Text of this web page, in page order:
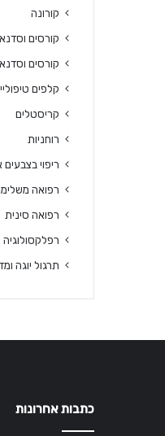
קורונה
קורסים
קורסים
קלפים
קריסטלים
רוחניות
ריפוי
רפואה
רפואה סינית
רפלקסולוגיה
תרגול יוגה
כתבות אחרונות